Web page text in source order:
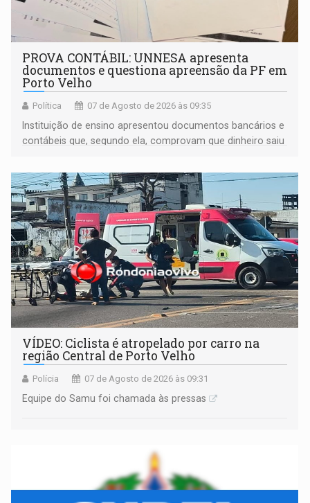
PROVA CONTÁBIL: UNNESA apresenta
documentos e questiona apreensão da PF em
Porto Velho
Política 07 de Agosto de 2026 às 09:35
Instituição de ensino apresentou documentos bancários e
contábeis que, segundo ela, comprovam que dinheiro saiu
apreendido quando já estava dentro da sede da entidade
— em pleno ano eleitoral em Rondônia
VÍDEO: Ciclista é atropelado por carro na
região Central de Porto Velho
Polícia 07 de Agosto de 2026 às 09:31
Equipe do Samu foi chamada às pressas